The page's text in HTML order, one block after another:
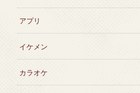
アプリ
イケメン
カラオケ